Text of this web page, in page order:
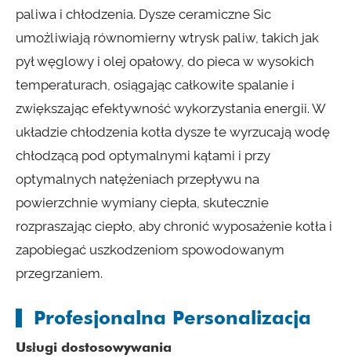
paliwa i chłodzenia. Dysze ceramiczne Sic
umożliwiają równomierny wtrysk paliw, takich jak
pył węglowy i olej opałowy, do pieca w wysokich
temperaturach, osiągając całkowite spalanie i
zwiększając efektywność wykorzystania energii. W
układzie chłodzenia kotła dysze te wyrzucają wodę
chłodzącą pod optymalnymi kątami i przy
optymalnych natężeniach przepływu na
powierzchnie wymiany ciepła, skutecznie
rozpraszając ciepło, aby chronić wyposażenie kotła i
zapobiegać uszkodzeniom spowodowanym
przegrzaniem.
Profesjonalna Personalizacja
Usługi dostosowywania